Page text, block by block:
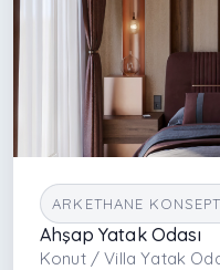
ARKETHANE KONSEPT
Ahşap Yatak Odası
Konut / Villa Yatak